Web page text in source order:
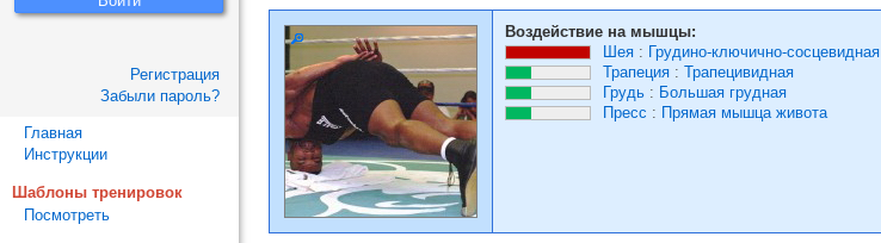
Воздействие на мышцы:
Шея : Грудино-ключично-сосцевидная
Трапеция : Трапецивидная
Грудь : Большая грудная
Пресс : Прямая мышца живота
Регистрация
Забыли пароль?
Главная
Инструкции
Шаблоны тренировок
Посмотреть